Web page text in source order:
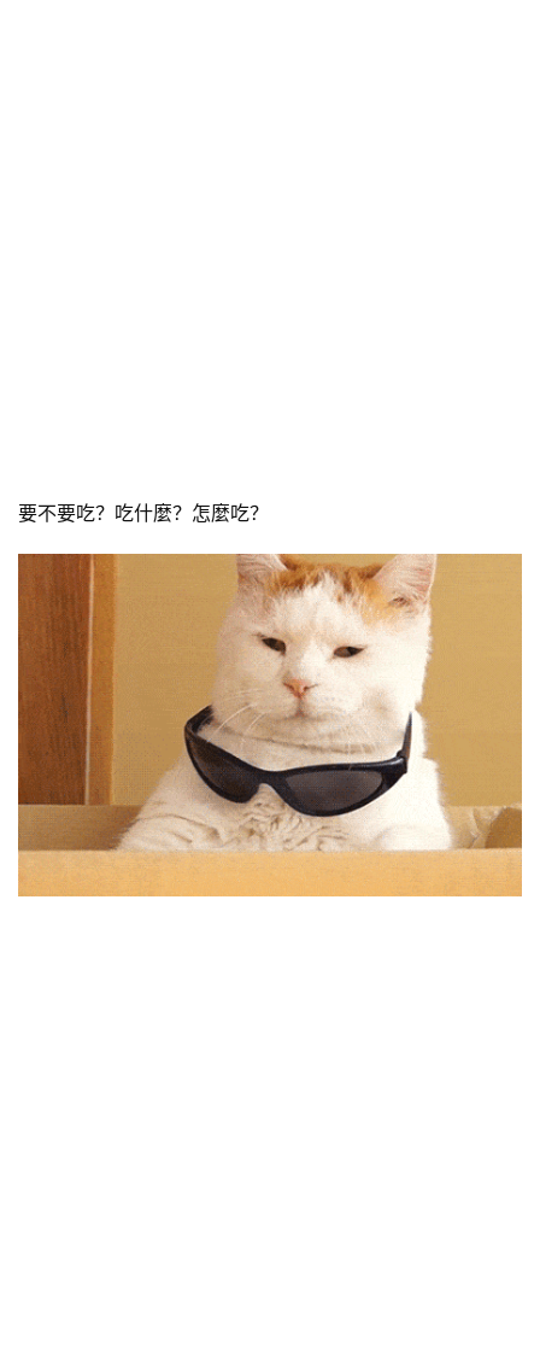
要不要吃？吃什麼？怎麼吃？